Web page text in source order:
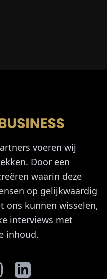
voeren wij
Door een
waarin deze
op gelijkwaardig
ons kunnen wisselen,
interviews met
inhoud.